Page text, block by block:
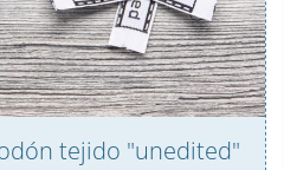
tejido "unedited"